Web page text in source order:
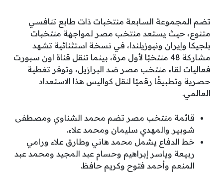
تضم المجموعة السابعة منتخبات ذات طابع تنافسي
متنوع، حيث يستعد منتخب مصر لمواجهة منتخبات
بلجيكا وإيران ونيوزيلندا، في نسخة استثنائية تشهد
مشاركة 48 منتخبًا لأول مرة، بينما تنقل قناة اون سبورت
فعاليات لقاء منتخب مصر ضد البرازيل، وتوفر تغطية
حصرية وتطبيقًا رقميًا لنقل كواليس هذا الاستعداد
العالمي.
قائمة منتخب مصر تضم محمد الشناوي ومصطفى
شوبير والمهدي سليمان ومحمد علاء.
خط الدفاع يشمل محمد هاني وطارق علاء ورامي
ربيعة وياسر إبراهيم وحسام عبد المجيد ومحمد عبد
المنعم وأحمد فتوح وكريم حافظ.